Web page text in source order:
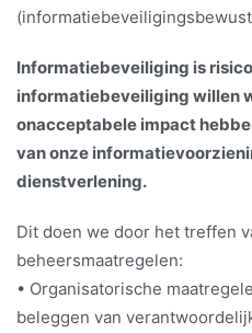
Informatiebeveiliging is
informatiebeveiliging willen
onacceptabele impact
van onze
dienstverlening.
Dit doen we door het treffen
beheersmaatregelen:
• Organisatorische
beleggen van